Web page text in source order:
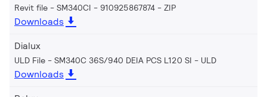
Revit file - SM340CI - 910925867874 ZIP
Downloads
Dialux
ULD File - SM340C 36S/940 DEIA PCS L120 SI ULD
Downloads